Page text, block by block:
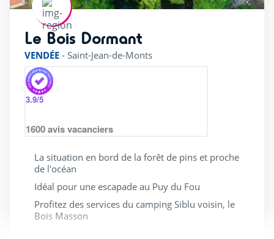
Le Bois Dormant
VENDÉE - Saint-Jean-de-Monts
3.9/5
1600avis vacanciers
La situation en bord de la forêt de pins et proche
de l'océan
Idéal pour une escapade au Puy du Fou
Profitez des services du camping Siblu voisin, le
Bois Masson